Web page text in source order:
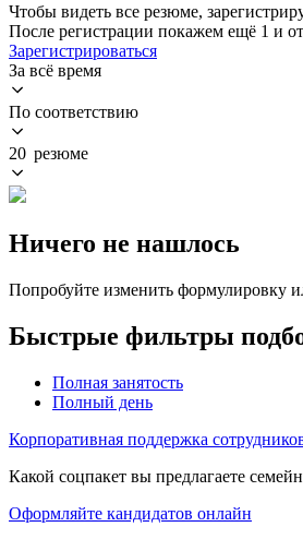
Чтобы видеть все резюме,
После регистрации покажем ещё 1 и
Зарегистрироваться
За всё время
По соответствию
20 резюме
Ничего не нашлось
Попробуйте изменить формулировку
Быстрые фильтры
Полная занятость
Полный день
Корпоративная поддержка
Какой соцпакет вы предлагаете
Оформляйте кандидатов онлайн